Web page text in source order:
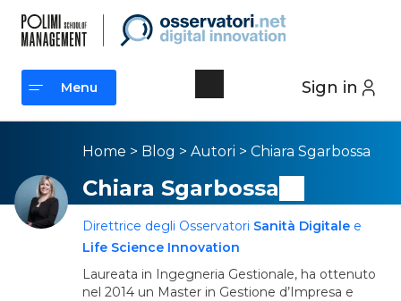
Sign in
Menu
Menu
Home > Blog > Autori > Chiara Sgarbossa
Chiara Sgarbossa
Direttrice degli Osservatori Sanità Digitale e
Life Science Innovation
Laureata in Ingegneria Gestionale, ha ottenuto
nel 2014 un Master in Gestione d’Impresa e